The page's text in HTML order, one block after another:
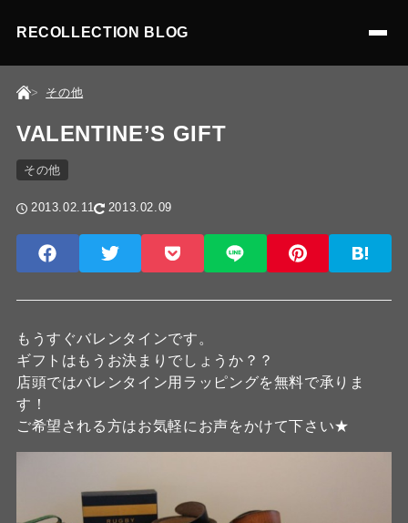
RECOLLECTION BLOG
その他
VALENTINE’S GIFT
その他
2013.02.11 2013.02.09
もうすぐバレンタインです。
ギフトはもうお決まりでしょうか？？
店頭ではバレンタイン用ラッピングを無料で承りま
す！
ご希望される方はお気軽にお声をかけて下さい★